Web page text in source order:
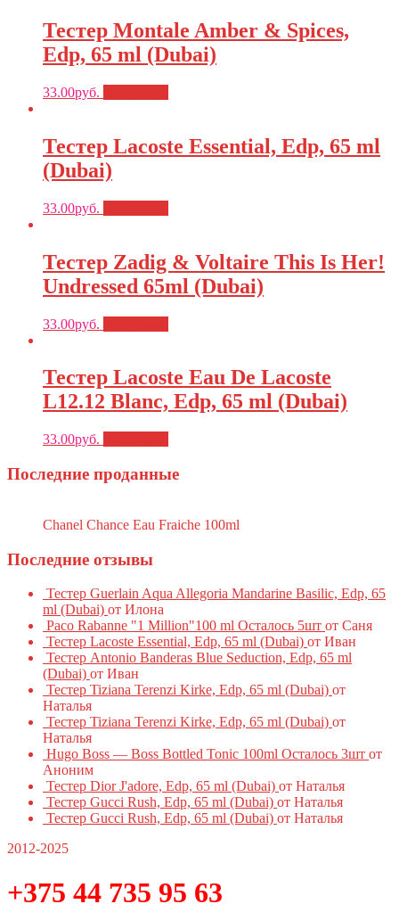
Тестер Montale Amber & Spices,
Edp, 65 ml (Dubai)
33.00руб.
Тестер Lacoste Essential, Edp, 65 ml
(Dubai)
33.00руб.
Тестер Zadig & Voltaire This Is Her!
Undressed 65ml (Dubai)
33.00руб.
Тестер Lacoste Eau De Lacoste
L12.12 Blanc, Edp, 65 ml (Dubai)
33.00руб.
Последние проданные
Chanel Chance Eau Fraiche 100ml
Последние отзывы
Тестер Guerlain Aqua Allegoria Mandarine Basilic, Edp, 65
ml (Dubai) от Илона
Paco Rabanne "1 Million"100 ml Осталось 5шт от Саня
Тестер Lacoste Essential, Edp, 65 ml (Dubai) от Иван
Тестер Antonio Banderas Blue Seduction, Edp, 65 ml
(Dubai) от Иван
Тестер Tiziana Terenzi Kirke, Edp, 65 ml (Dubai) от
Наталья
Тестер Tiziana Terenzi Kirke, Edp, 65 ml (Dubai) от
Наталья
Hugo Boss — Boss Bottled Tonic 100ml Осталось 3шт от
Аноним
Тестер Dior J'adore, Edp, 65 ml (Dubai) от Наталья
Тестер Gucci Rush, Edp, 65 ml (Dubai) от Наталья
Тестер Gucci Rush, Edp, 65 ml (Dubai) от Наталья
2012-2025
+375 44 735 95 63